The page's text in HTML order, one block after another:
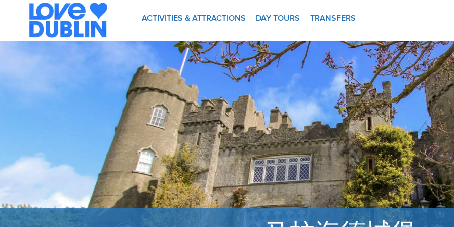
ACTIVITIES & ATTRACTIONS DAY TOURS TRANSFERS